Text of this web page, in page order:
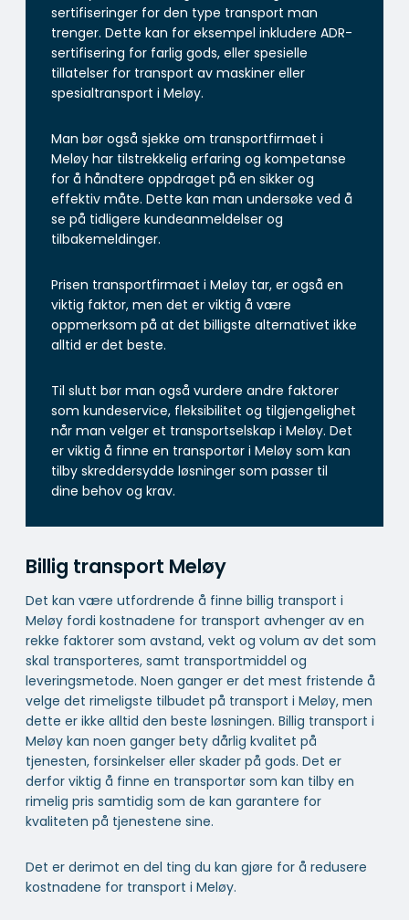
sertifiseringer for den type transport man
trenger. Dette kan for eksempel inkludere ADR-
sertifisering for farlig gods, eller spesielle
tillatelser for transport av maskiner eller
spesialtransport i Meløy.
Man bør også sjekke om transportfirmaet i
Meløy har tilstrekkelig erfaring og kompetanse
for å håndtere oppdraget på en sikker og
effektiv måte. Dette kan man undersøke ved å
se på tidligere kundeanmeldelser og
tilbakemeldinger.
Prisen transportfirmaet i Meløy tar, er også en
viktig faktor, men det er viktig å være
oppmerksom på at det billigste alternativet ikke
alltid er det beste.
Til slutt bør man også vurdere andre faktorer
som kundeservice, fleksibilitet og tilgjengelighet
når man velger et transportselskap i Meløy. Det
er viktig å finne en transportør i Meløy som kan
tilby skreddersydde løsninger som passer til
dine behov og krav.
Billig transport Meløy
Det kan være utfordrende å finne billig transport i
Meløy fordi kostnadene for transport avhenger av en
rekke faktorer som avstand, vekt og volum av det som
skal transporteres, samt transportmiddel og
leveringsmetode. Noen ganger er det mest fristende å
velge det rimeligste tilbudet på transport i Meløy, men
dette er ikke alltid den beste løsningen. Billig transport i
Meløy kan noen ganger bety dårlig kvalitet på
tjenesten, forsinkelser eller skader på gods. Det er
derfor viktig å finne en transportør som kan tilby en
rimelig pris samtidig som de kan garantere for
kvaliteten på tjenestene sine.
Det er derimot en del ting du kan gjøre for å redusere
kostnadene for transport i Meløy.